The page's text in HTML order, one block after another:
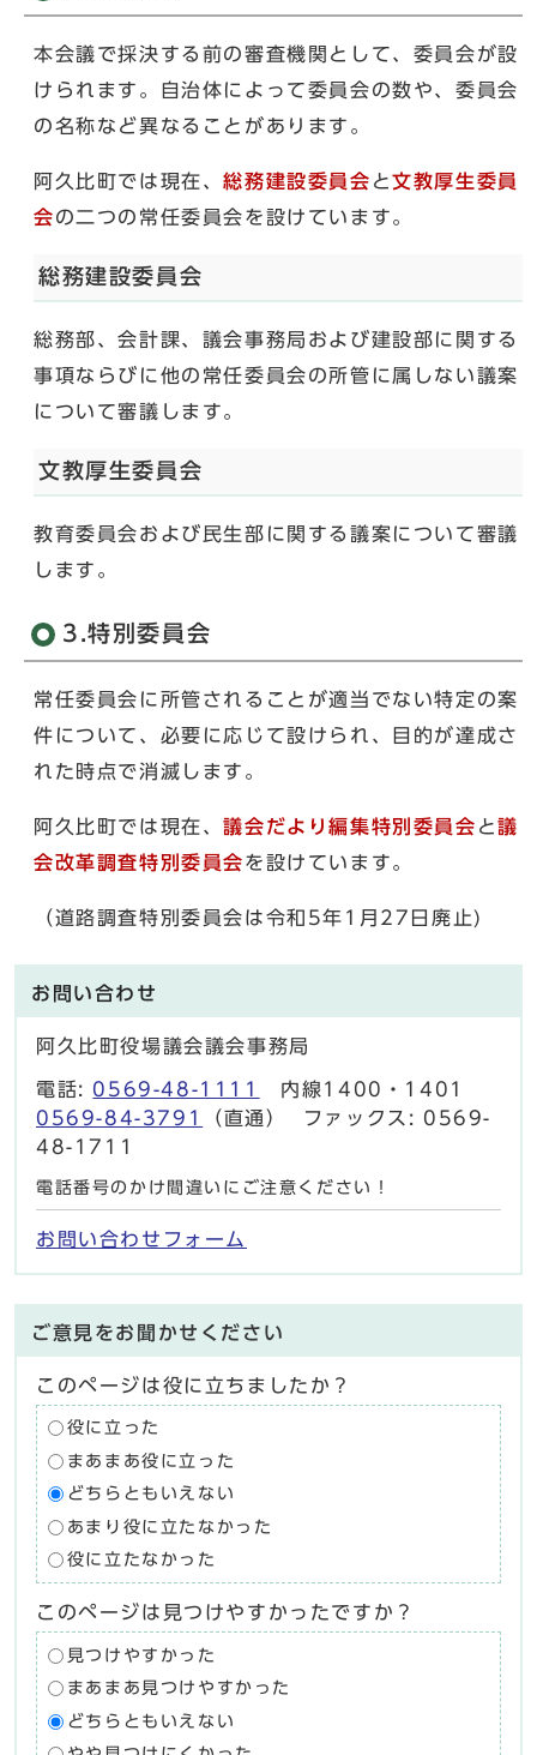
本会議で採決する前の審査機関として、委員会が設
けられます。自治体によって委員会の数や、委員会
の名称など異なることがあります。
阿久比町では現在、総務建設委員会 と文教厚生委員
会の二つの常任委員会を設けています。
総務建設委員会
総務部、会計課、議会事務局および建設部に関する
事項ならびに他の常任委員会の所管に属しない議案
について審議します。
文教厚生委員会
教育委員会および民生部に関する議案について審議
します。
3.特別委員会
常任委員会に所管されることが適当でない特定の案
件について、必要に応じて設けられ、目的が達成さ
れた時点で消滅します。
阿久比町では現在、議会だより編集特別委員会 と議
会改革調査特別委員会を設けています。
（道路調査特別委員会は令和5年1月27日廃止)
お問い合わせ
阿久比町役場議会議会事務局
電話: 0569-48-1111
内線1400・1401
0569-84-3791
（直通） ファックス: 0569-
48-1711
電話番号のかけ間違いにご注意ください！
お問い合わせフォーム
ご意見をお聞かせください
このページは役に立ちましたか？
役に立った
まあまあ役に立った
どちらともいえない
あまり役に立たなかった
役に立たなかった
このページは見つけやすかったですか？
見つけやすかった
まあまあ見つけやすかった
どちらともいえない